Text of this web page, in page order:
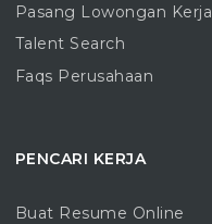
Pasang Lowongan Kerja
Talent Search
Faqs Perusahaan
PENCARI KERJA
Buat Resume Online